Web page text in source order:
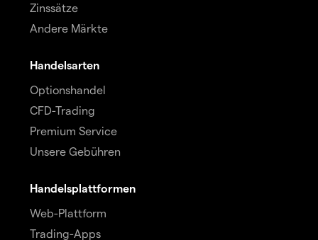
Zinssätze
Andere Märkte
Handelsarten
Optionshandel
CFD-Trading
Premium Service
Unsere Gebühren
Handelsplattformen
Web-Plattform
Trading-Apps